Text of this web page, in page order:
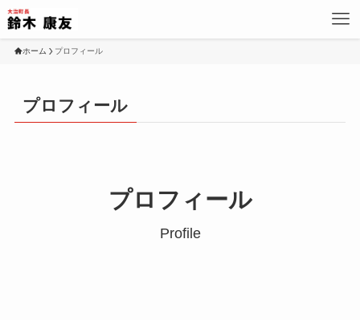
ホーム プロフィール
プロフィール
プロフィール
Profile